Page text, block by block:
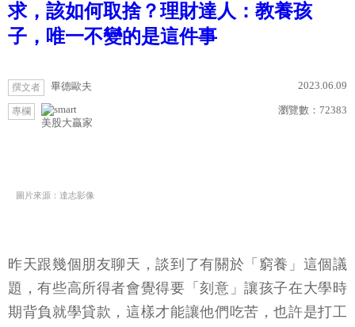
求，該如何取捨？理財達人：教養孩
子，唯一不變的是這件事
撰文者 畢德歐夫 2023.06.09
專欄
美股大贏家
瀏覽數： 72383
圖片來源：達志影像
昨天跟幾個朋友聊天，談到了有關於「窮養」這個議
題，有些高所得者會覺得要「刻意」讓孩子在大學時
期背負就學貸款，這樣才能讓他們吃苦，也許是打工